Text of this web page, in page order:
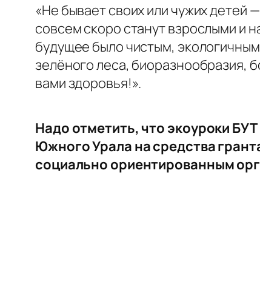
«Не бывает своих или чужих
совсем скоро станут взрослыми и
будущее было чистым,
зелёного леса, биоразнообразия,
вами здоровья!».
Надо отметить, что экоуроки
Южного Урала на средства
социально ориентированным